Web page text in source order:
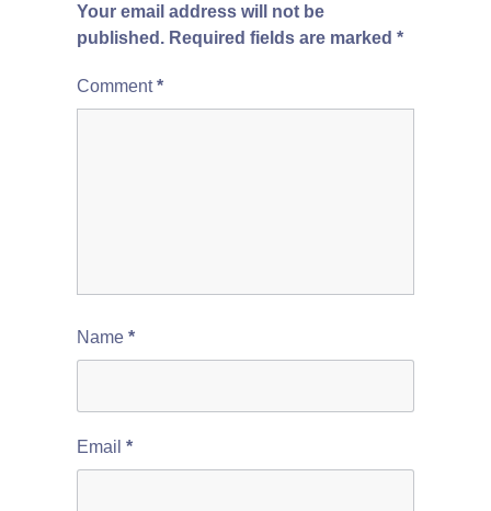
Your email address will not be
published. Required fields are marked *
Comment*
Name *
Email *